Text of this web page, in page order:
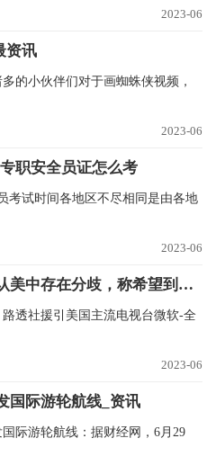
2023-06
资讯
的小伙伴们对于画蜘蛛侠视频，
2023-06
职安全员证怎么考
考试时间各地区不尽相同是由各地
2023-06
释放信号？耶伦受访时承认美中存在分歧，称希望到中国重建联系 微资讯
路透社援引美国主流电视台微软-全
2023-06
国际游轮航线_资讯
际游轮航线：据财经网，6月29